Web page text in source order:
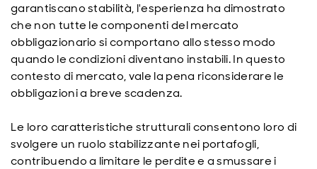
garantiscano stabilità, l'esperienza ha dimostrato
che non tutte le componenti del mercato
obbligazionario si comportano allo stesso modo
quando le condizioni diventano instabili. In questo
contesto di mercato, vale la pena riconsiderare le
obbligazioni a breve scadenza.
Le loro caratteristiche strutturali consentono loro di
svolgere un ruolo stabilizzante nei portafogli,
contribuendo a limitare le perdite e a smussare i